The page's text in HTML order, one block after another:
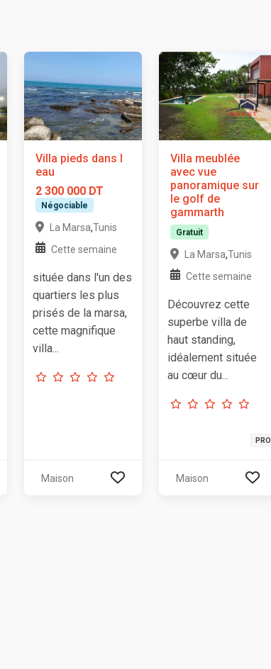
Villa pieds dans l
eau
2 300 000 DT
Négociable
La Marsa,Tunis
Cette semaine
située dans l'un des
quartiers les plus
prisés de la marsa,
cette magnifique
villa...
Maison
Villa meublée
avec vue
panoramique sur
le golf de
gammarth
Gratuit
La Marsa,Tunis
Cette semaine
Découvrez cette
superbe villa de
haut standing,
idéalement située
au cœur du...
PRO
Maison